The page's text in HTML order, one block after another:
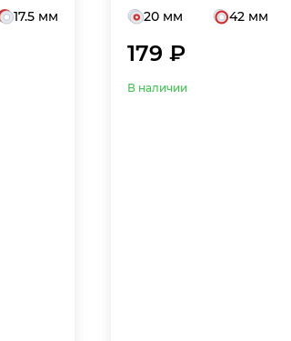
17.5 мм 20 мм 42 мм
179 ₽
В наличии